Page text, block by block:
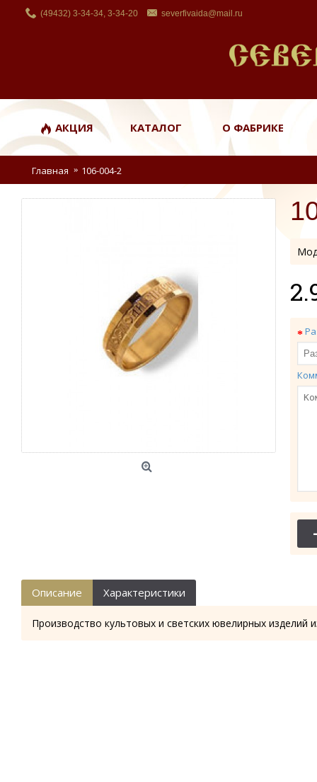
(49432) 3-34-34, 3-34-20 severfivaida@mail.ru
АКЦИЯ КАТАЛОГ О ФАБРИКЕ
Главная 106-004-2
-
Описание Характеристики
Производство культовых и светских ювелирных изделий